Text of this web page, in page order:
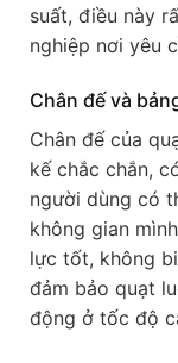
suất, điều này
nghiệp nơi yêu
Chân đế và
Chân đế của
kế chắc chắn,
người dùng có
không gian
lực tốt, không
đảm bảo quạt
động ở tốc độ